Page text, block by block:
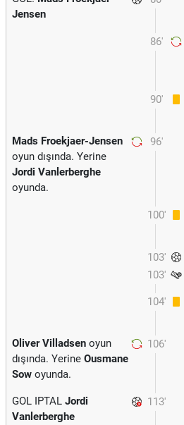
Jensen
86'
90'
96'
Mads Froekjaer-Jensen
oyun dışında. Yerine
Jordi Vanlerberghe
oyunda.
100'
103'
103'
104'
106'
Oliver Villadsen oyun
dışında. Yerine Ousmane
Sow oyunda.
113'
GOL IPTAL Jordi
Vanlerberghe